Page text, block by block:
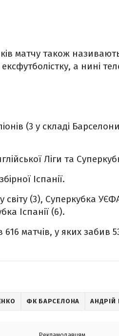
матчу також називають
а нині
(3 у складі
Ліги та
Іспанії.
(3), Суперкубка
Іспанії (6).
матчів, у яких забив
ФК БАРСЕЛОНА АНДРІЙ